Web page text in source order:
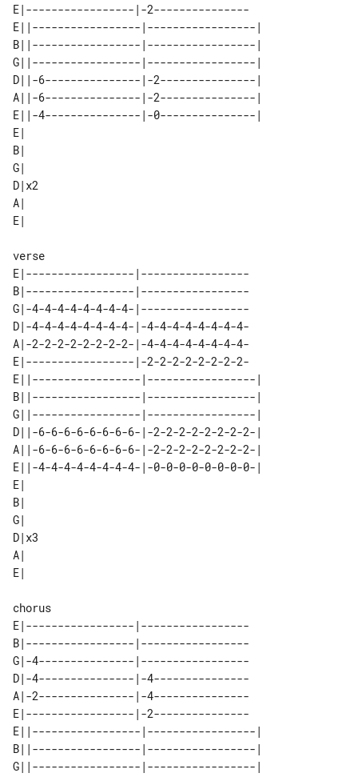
E|-----------------|-2---------------
E||-----------------|-----------------|
B||-----------------|-----------------|
G||-----------------|-----------------|
D||-6---------------|-2---------------|
A||-6---------------|-2---------------|
E||-4---------------|-0---------------|
E|
B|
G|
D|x2
A|
verse
E|-----------------|-----------------
B|-----------------|-----------------
G|-4-4-4-4-4-4-4-4-|-----------------
D|-4-4-4-4-4-4-4-4-|-4-4-4-4-4-4-4-4-
A|-2-2-2-2-2-2-2-2-|-4-4-4-4-4-4-4-4-
E|-----------------|-2-2-2-2-2-2-2-2-
E||-----------------|-----------------|
B||-----------------|-----------------|
G||-----------------|-----------------|
D||-6-6-6-6-6-6-6-6-|-2-2-2-2-2-2-2-2-|
A||-6-6-6-6-6-6-6-6-|-2-2-2-2-2-2-2-2-|
E||-4-4-4-4-4-4-4-4-|-0-0-0-0-0-0-0-0-|
E|
B|
G|
D|x3
A|
chorus
E|-----------------|-----------------
B|-----------------|-----------------
G|-4---------------|-----------------
D|-4---------------|-4---------------
A|-2---------------|-4---------------
E|-----------------|-2---------------
E||-----------------|-----------------|
B||-----------------|-----------------|
G||-----------------|-----------------|